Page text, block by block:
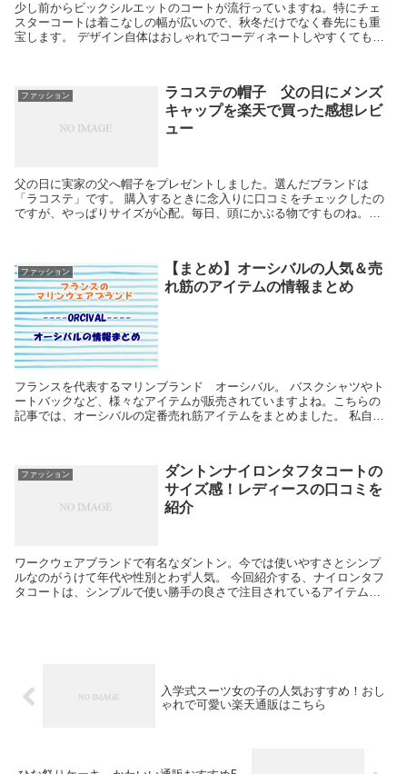
少し前からビックシルエットのコートが流行っていますね。特にチェ
スターコートは着こなしの幅が広いので、秋冬だけでなく春先にも重
宝します。 デザイン自体はおしゃれでコーディネートしやすくても、
ファッション
ラコステの帽子 父の日にメンズ
キャップを楽天で買った感想レビ
ュー
父の日に実家の父へ帽子をプレゼントしました。選んだブランドは
「ラコステ」です。 購入するときに念入りに口コミをチェックしたの
ですが、やっぱりサイズが心配。毎日、頭にかぶる物ですものね。ぶ
ファッション
【まとめ】オーシバルの人気＆売
れ筋のアイテムの情報まとめ
フランスを代表するマリンブランド オーシバル。 バスクシャツやト
ートバックなど、様々なアイテムが販売されていますよね。こちらの
記事では、オーシバルの定番売れ筋アイテムをまとめました。 私自
ファッション
ダントンナイロンタフタコートの
サイズ感！レディースの口コミを
紹介
ワークウェアブランドで有名なダントン。今では使いやすさとシンプ
ルなのがうけて年代や性別とわず人気。 今回紹介する、ナイロンタフ
タコートは、シンプルで使い勝手の良さで注目されているアイテムで
入学式スーツ女の子の人気おすすめ！おし
ゃれで可愛い楽天通販はこちら